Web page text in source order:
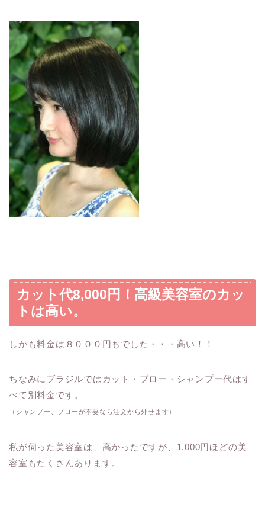
カット代8,000円！高級美容室のカッ
トは高い。
しかも料金は８０００円もでした・・・高い！！
ちなみに ブラジルではカット・ブロー・シャンプー代はす
べて別料金です。
（シャンプー、ブローが不要なら注文から外せます）
私が伺った美容室は、高かったですが、1,000円ほどの美
容室もたくさんあります。